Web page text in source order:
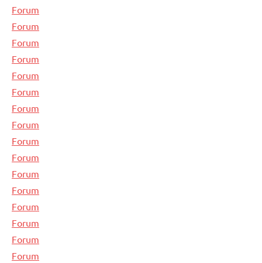
Forum
Forum
Forum
Forum
Forum
Forum
Forum
Forum
Forum
Forum
Forum
Forum
Forum
Forum
Forum
Forum